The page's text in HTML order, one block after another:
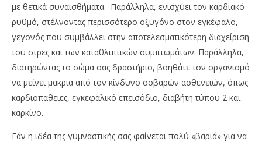
με θετικά συναισθήματα. Παράλληλα, ενισχύει τον καρδιακό
ρυθμό, στέλνοντας περισσότερο οξυγόνο στον εγκέφαλο,
γεγονός που συμβάλλει στην αποτελεσματικότερη διαχείριση
του στρες και των καταθλιπτικών συμπτωμάτων. Παράλληλα,
διατηρώντας το σώμα σας δραστήριο, βοηθάτε τον οργανισμό
να μείνει μακριά από τον κίνδυνο σοβαρών ασθενειών, όπως
καρδιοπάθειες, εγκεφαλικό επεισόδιο, διαβήτη τύπου 2 και
καρκίνο.
Εάν η ιδέα της γυμναστικής σας φαίνεται πολύ «βαριά» για να